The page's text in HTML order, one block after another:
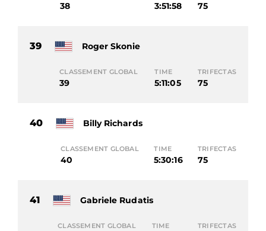
38 3:51:58 75
39 Roger Skonie
CLASSEMENT GLOBAL
39
TIME
5:11:05
TRIFECTAS
75
40 Billy Richards
CLASSEMENT GLOBAL
40
TIME
5:30:16
TRIFECTAS
75
41 Gabriele Rudatis
CLASSEMENT GLOBAL TIME TRIFECTAS